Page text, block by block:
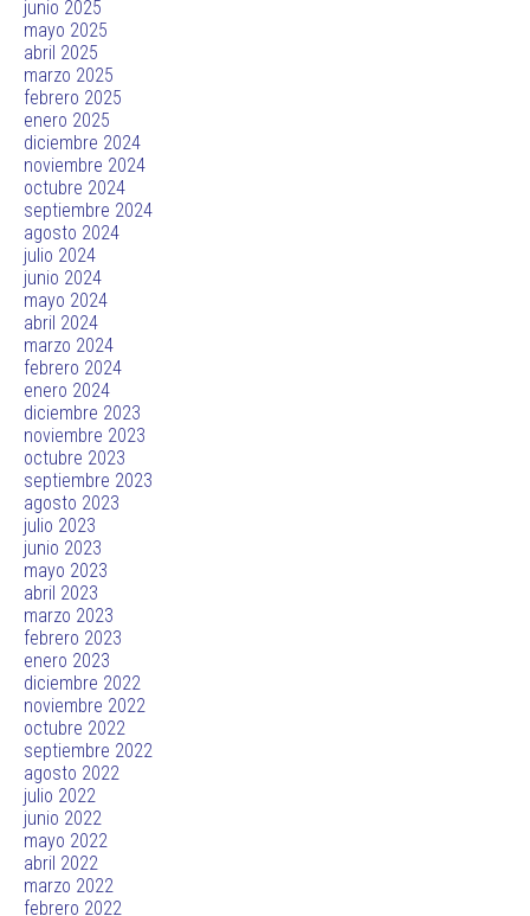
junio 2025
mayo 2025
abril 2025
marzo 2025
febrero 2025
enero 2025
diciembre 2024
noviembre 2024
octubre 2024
septiembre 2024
agosto 2024
julio 2024
junio 2024
mayo 2024
abril 2024
marzo 2024
febrero 2024
enero 2024
diciembre 2023
noviembre 2023
octubre 2023
septiembre 2023
agosto 2023
julio 2023
junio 2023
mayo 2023
abril 2023
marzo 2023
febrero 2023
enero 2023
diciembre 2022
noviembre 2022
octubre 2022
septiembre 2022
agosto 2022
julio 2022
junio 2022
mayo 2022
abril 2022
marzo 2022
febrero 2022